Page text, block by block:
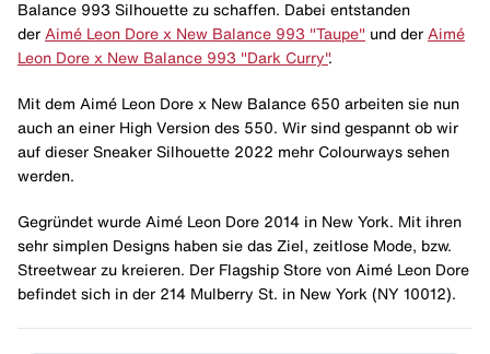
Balance 993 Silhouette zu schaffen. Dabei entstanden
der Aimé Leon Dore x New Balance 993 "Taupe" und der Aimé
Leon Dore x New Balance 993 "Dark Curry".
Mit dem Aimé Leon Dore x New Balance 650 arbeiten sie nun
auch an einer High Version des 550. Wir sind gespannt ob wir
auf dieser Sneaker Silhouette 2022 mehr Colourways sehen
werden.
Gegründet wurde Aimé Leon Dore 2014 in New York. Mit ihren
sehr simplen Designs haben sie das Ziel, zeitlose Mode, bzw.
Streetwear zu kreieren. Der Flagship Store von Aimé Leon Dore
befindet sich in der 214 Mulberry St. in New York (NY 10012).